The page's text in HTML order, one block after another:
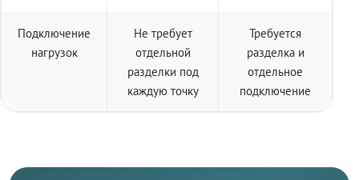
Подключение
нагрузок
Не требует
отдельной
разделки под
каждую точку
Требуется
разделка и
отдельное
подключение